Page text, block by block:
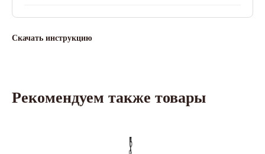
Скачать инструкцию
Рекомендуем также товары